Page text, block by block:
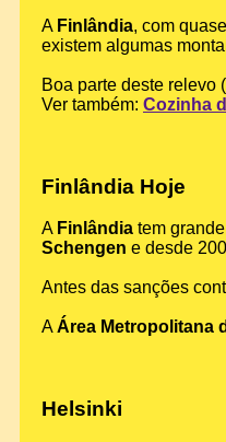
A Finlândia, com
existem algumas
Boa parte deste relevo
Ver também: Cozinha
Finlândia Hoje
A Finlândia tem
Schengen e desde
Antes das sanções
AÁrea Metropolitana
Helsinki